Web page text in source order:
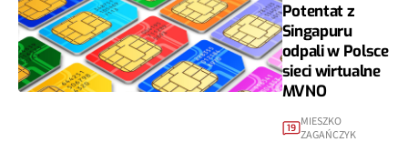
Potentat z
Singapuru
odpali w Polsce
sieci wirtualne
MVNO
19 MIESZKO
ZAGAŃCZYK